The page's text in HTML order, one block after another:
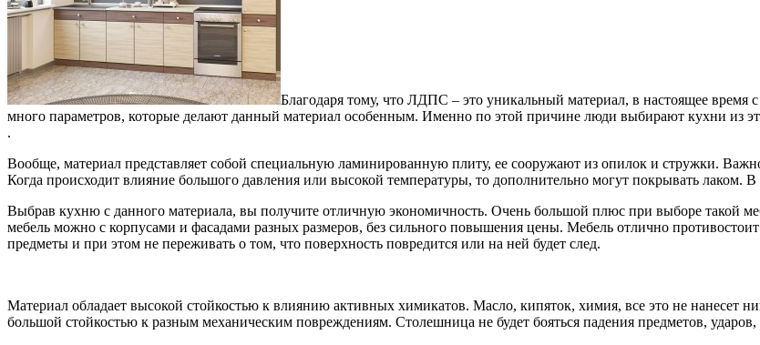
Благодаря тому, что ЛДПС – это уникальный материал, в настоящее
много параметров, которые делают данный материал особенным. Именно по этой причине люди выбирают кухни из
.
Вообще, материал представляет собой специальную ламинированную плиту, ее сооружают из опилок и стружки.
Когда происходит влияние большого давления или высокой температуры, то дополнительно могут покрывать лаком.
Выбрав кухню с данного материала, вы получите отличную экономичность. Очень большой плюс при выборе такой
мебель можно с корпусами и фасадами разных размеров, без сильного повышения цены. Мебель отлично
предметы и при этом не переживать о том, что поверхность повредится или на ней будет след.
Материал обладает высокой стойкостью к влиянию активных химикатов. Масло, кипяток, химия, все это не нанесет
большой стойкостью к разным механическим повреждениям. Столешница не будет бояться падения предметов, ударов,